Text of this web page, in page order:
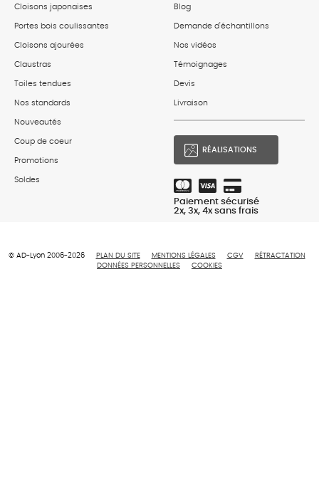
Cloisons japonaises
Portes bois coulissantes
Cloisons ajourées
Claustras
Toiles tendues
Nos standards
Nouveautés
Coup de coeur
Promotions
Soldes
Blog
Demande d'échantillons
Nos vidéos
Témoignages
Devis
Livraison
RÉALISATIONS
Paiement sécurisé
2x, 3x, 4x sans frais
© AD-Lyon 2006-2026 PLAN DU SITE MENTIONS LÉGALES CGV
RÉTRACTATION
DONNÉES PERSONNELLES
COOKIES